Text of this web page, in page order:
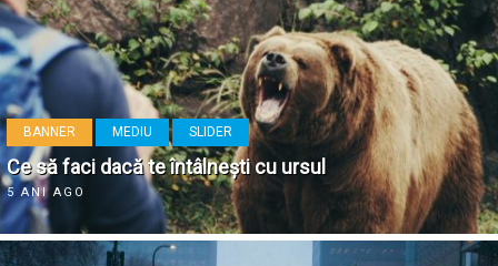
BANNER MEDIU SLIDER
Ce să faci dacă te întâlnești cu ursul
5 ANI AGO